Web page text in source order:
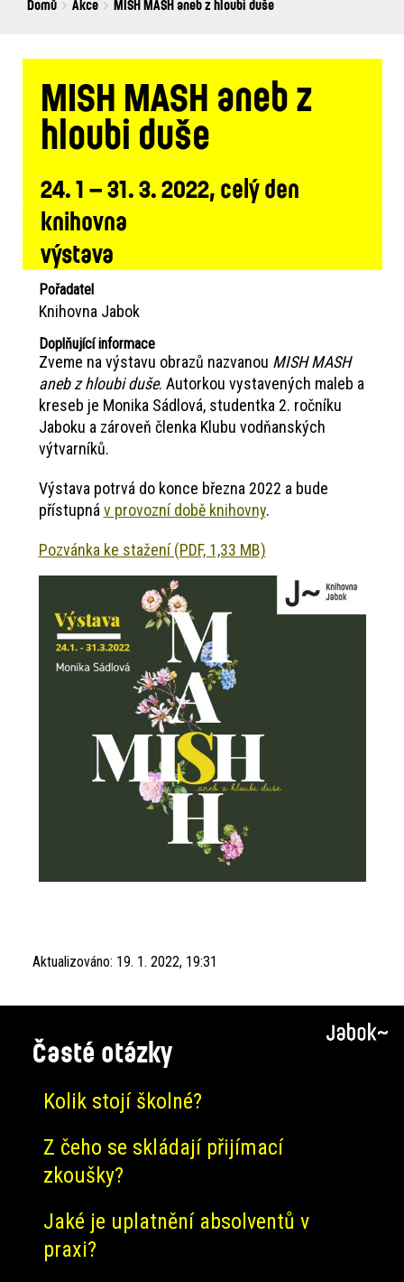
Breadcrumbs
You
Domů Akce MISH MASH aneb z hloubi duše
MISH MASH aneb z
hloubi duše
24. 1 – 31. 3. 2022, celý den
knihovna
výstava
Pořadatel
Knihovna Jabok
Doplňující informace
Zveme na výstavu obrazů nazvanou MISH MASH
aneb z hloubi duše. Autorkou vystavených maleb a
kreseb je Monika Sádlová, studentka 2. ročníku
Jaboku a zároveň členka Klubu vodňanských
výtvarníků.
Výstava potrvá do konce března 2022 a bude
přístupná v provozní době knihovny.
Pozvánka ke stažení (PDF, 1,33 MB)
Aktualizováno: 19. 1. 2022, 19:31
Časté otázky
Kolik stojí školné?
Z čeho se skládají přijímací
zkoušky?
Jaké je uplatnění absolventů v
praxi?